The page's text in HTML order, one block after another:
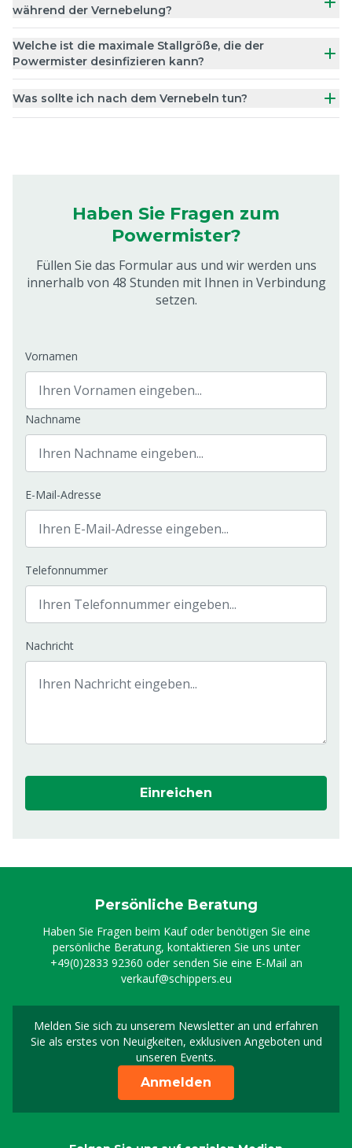
während der Vernebelung?
Welche ist die maximale Stallgröße, die der
Powermister desinfizieren kann?
Was sollte ich nach dem Vernebeln tun?
Haben Sie Fragen zum
Powermister?
Füllen Sie das Formular aus und wir werden uns
innerhalb von 48 Stunden mit Ihnen in Verbindung
setzen.
Vornamen
Nachname
E-Mail-Adresse
Telefonnummer
Nachricht
Einreichen
Persönliche Beratung
Haben Sie Fragen beim Kauf oder benötigen Sie eine
persönliche Beratung, kontaktieren Sie uns unter
+49(0)2833 92360 oder senden Sie eine E-Mail an
verkauf@schippers.eu
Melden Sie sich zu unserem Newsletter an und erfahren
Sie als erstes von Neuigkeiten, exklusiven Angeboten und
unseren Events.
Melden Sie sich für
Anmelden